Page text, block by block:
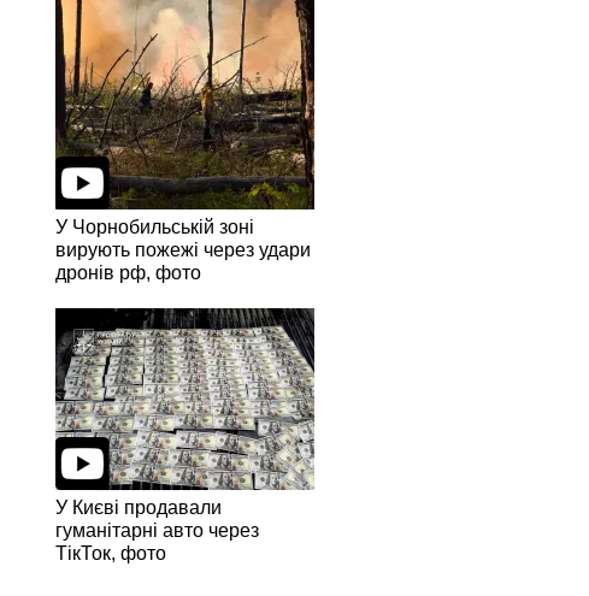
У Чорнобильській зоні
вирують пожежі через удари
дронів рф, фото
У Києві продавали
гуманітарні авто через
ТікТок, фото